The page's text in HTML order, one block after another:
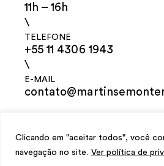
Clicando em "aceitar todos", você
navegação no site. Ver política de
11h – 16h
\
TELEFONE
+55 11 4306 1943
\
E-MAIL